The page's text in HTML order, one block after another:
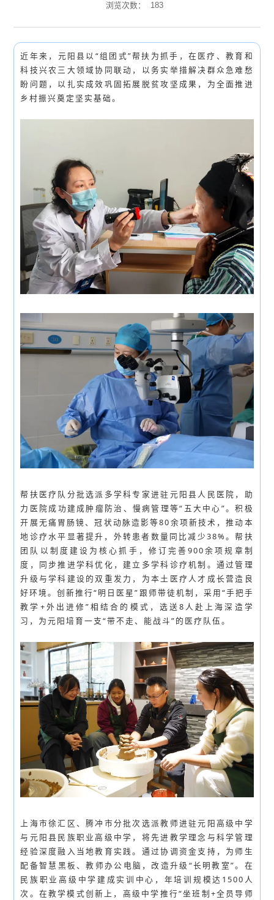
浏览次数：
183
近年来，元阳县以“组团式”帮扶为抓手，在医疗、教育和
科技兴农三大领域协同联动，以务实举措解决群众急难愁
盼问题，以扎实成效巩固拓展脱贫攻坚成果，为全面推进
乡村振兴奠定坚实基础。
帮扶医疗队分批选派多学科专家进驻元阳县人民医院，助
力医院成功建成肿瘤防治、慢病管理等“五大中心”。积极
开展无痛胃肠镜、冠状动脉造影等80余项新技术，推动本
地诊疗水平显著提升，外转患者数量同比减少38%。帮扶
团队以制度建设为核心抓手，修订完善900余项规章制
度，同步推进学科优化，建立多学科诊疗机制。通过管理
升级与学科建设的双重发力，为本土医疗人才成长营造良
好环境。创新推行“明日医星”跟师带徒机制，采用“手把手
教学+外出进修”相结合的模式，选送8人赴上海深造学
习，为元阳培育一支“带不走、能战斗”的医疗队伍。
上海市徐汇区、腾冲市分批次选派教师进驻元阳高级中学
与元阳县民族职业高级中学，将先进教学理念与科学管理
经验深度融入当地教育实践。通过协调资金支持，为师生
配备智慧黑板、教师办公电脑，改造升级“长明教室”。在
民族职业高级中学建成实训中心，年培训规模达1500人
次。在教学模式创新上，高级中学推行“坐班制+全员导师